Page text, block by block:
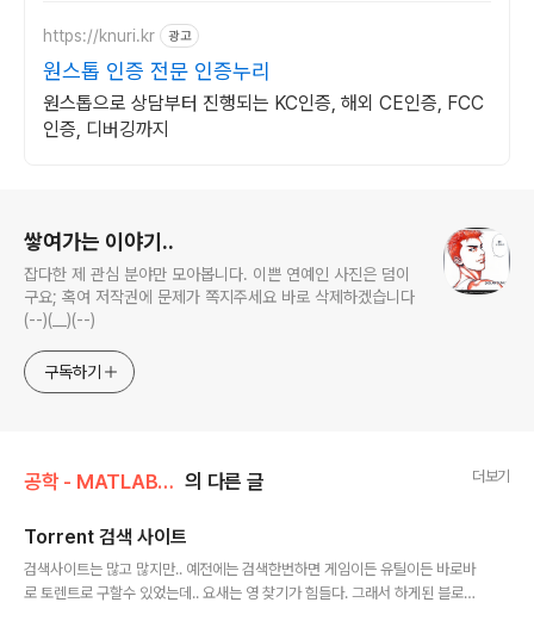
https://knuri.kr 광고
원스톱 인증 전문 인증누리
원스톱으로 상담부터 진행되는 KC인증, 해외 CE인증, FCC
인증, 디버깅까지
쌓여가는 이야기..
잡다한 제 관심 분야만 모아봅니다. 이쁜 연예인 사진은 덤이
구요; 혹여 저작권에 문제가 쪽지주세요 바로 삭제하겠습니다
(--)(__)(--)
구독하기
공학 - MATLAB, ANSYS , UG , VISUAL DOC 재료 물성치 의 다른 글 더보기
Torrent 검색 사이트
검색사이트는 많고 많지만.. 예전에는 검색한번하면 게임이든 유틸이든 바로바
로 토렌트로 구할수 있었는데.. 요새는 영 찾기가 힘들다. 그래서 하게된 블로